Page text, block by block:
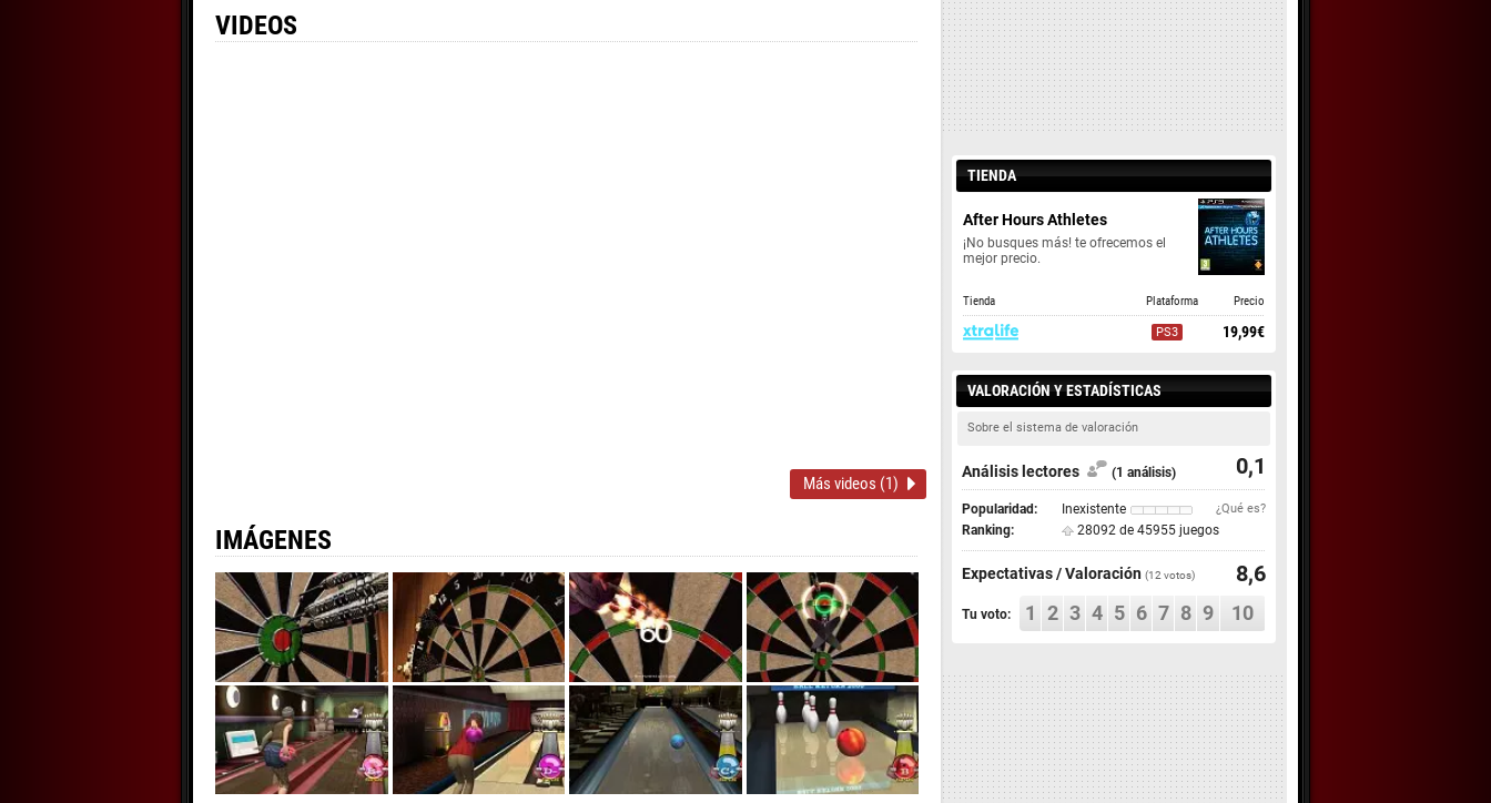
VIDEOS
Más videos (1)
IMÁGENES
TIENDA
After Hours Athletes
¡No busques más! te ofrecemos el
mejor precio.
Tienda Plataforma Precio
PS3 19,99€
VALORACIÓN Y ESTADÍSTICAS
Sobre el sistema de valoración
0,1
Análisis lectores (1 análisis)
Popularidad: Inexistente ¿Qué es?
Ranking: 28092 de 45955 juegos
Expectativas / Valoración (12 votos) 8,6
Tu voto: 1 2 3 4 5 6 7 8 9 10